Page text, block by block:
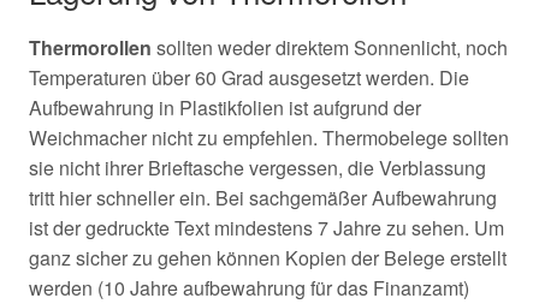
Thermorollen sollten weder direktem Sonnenlicht, noch
Temperaturen über 60 Grad ausgesetzt werden. Die
Aufbewahrung in Plastikfolien ist aufgrund der
Weichmacher nicht zu empfehlen. Thermobelege sollten
sie nicht ihrer Brieftasche vergessen, die Verblassung
tritt hier schneller ein. Bei sachgemäßer Aufbewahrung
ist der gedruckte Text mindestens 7 Jahre zu sehen. Um
ganz sicher zu gehen können Kopien der Belege erstellt
werden (10 Jahre aufbewahrung für das Finanzamt)